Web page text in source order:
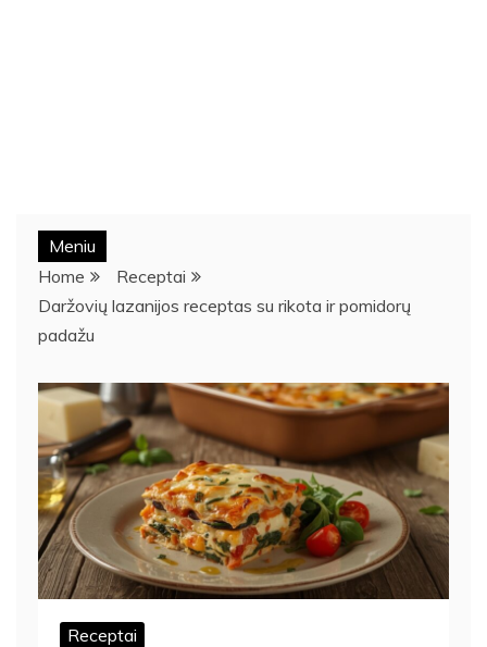
Meniu
Home
Receptai
Daržovių lazanijos receptas su rikota ir pomidorų
padažu
Receptai